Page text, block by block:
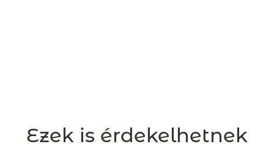
Ezek is érdekelhetnek